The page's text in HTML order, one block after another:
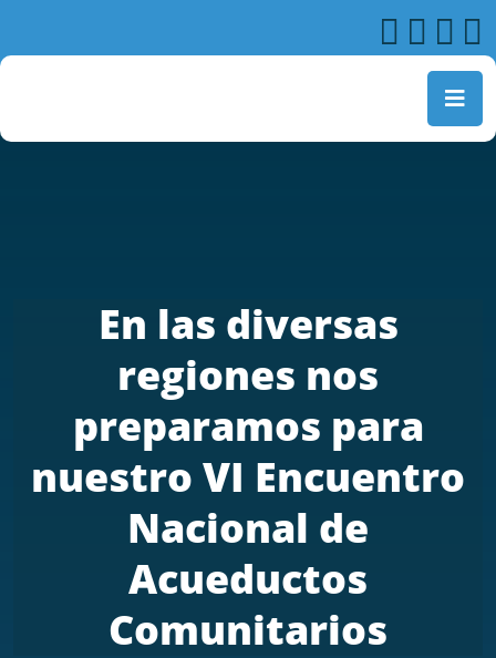
En las diversas
regiones nos
preparamos para
nuestro VI Encuentro
Nacional de
Acueductos
Comunitarios